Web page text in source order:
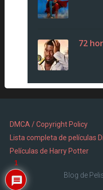
72
DMCA / Copyright Policy
Lista completa de películas
Películas de Harry Potter
Blog de
1